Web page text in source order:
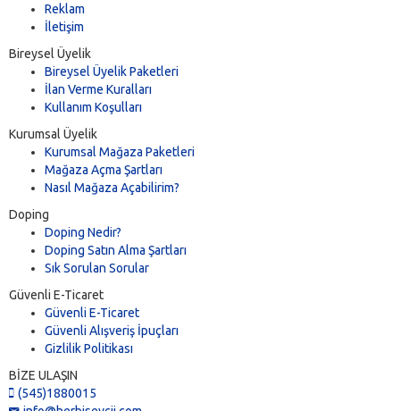
Reklam
İletişim
Bireysel Üyelik
Bireysel Üyelik Paketleri
İlan Verme Kuralları
Kullanım Koşulları
Kurumsal Üyelik
Kurumsal Mağaza Paketleri
Mağaza Açma Şartları
Nasıl Mağaza Açabilirim?
Doping
Doping Nedir?
Doping Satın Alma Şartları
Sık Sorulan Sorular
Güvenli E-Ticaret
Güvenli E-Ticaret
Güvenli Alışveriş İpuçları
Gizlilik Politikası
BİZE ULAŞIN
(545)1880015